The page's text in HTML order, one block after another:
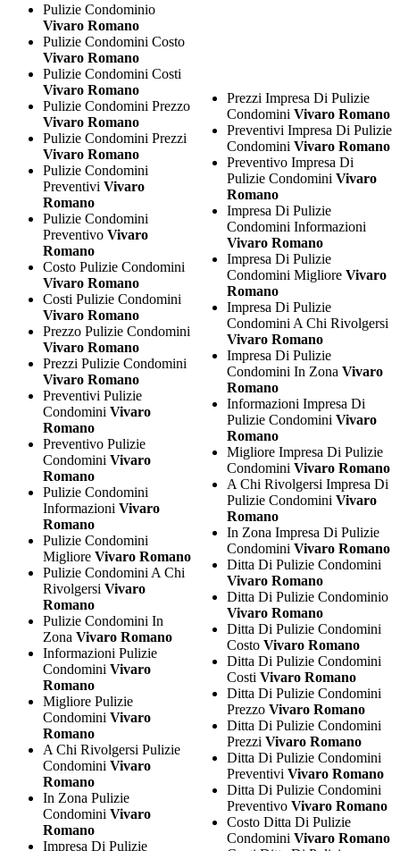
Pulizie Condominio
Vivaro Romano
Pulizie Condomini Costo
Vivaro Romano
Pulizie Condomini Costi
Vivaro Romano
Pulizie Condomini Prezzo
Vivaro Romano
Pulizie Condomini Prezzi
Vivaro Romano
Pulizie Condomini
Preventivi Vivaro
Romano
Pulizie Condomini
Preventivo Vivaro
Romano
Costo Pulizie Condomini
Vivaro Romano
Costi Pulizie Condomini
Vivaro Romano
Prezzo Pulizie Condomini
Vivaro Romano
Prezzi Pulizie Condomini
Vivaro Romano
Preventivi Pulizie
Condomini Vivaro
Romano
Preventivo Pulizie
Condomini Vivaro
Romano
Pulizie Condomini
Informazioni Vivaro
Romano
Pulizie Condomini
Migliore Vivaro Romano
Pulizie Condomini A Chi
Rivolgersi Vivaro
Romano
Pulizie Condomini In
Zona Vivaro Romano
Informazioni Pulizie
Condomini Vivaro
Romano
Migliore Pulizie
Condomini Vivaro
Romano
A Chi Rivolgersi Pulizie
Condomini Vivaro
Romano
In Zona Pulizie
Condomini Vivaro
Romano
Impresa Di Pulizie
Prezzi Impresa Di Pulizie
CondominiVivaro Romano
Preventivi Impresa Di Pulizie
CondominiVivaro Romano
Preventivo Impresa Di
Pulizie CondominiVivaro
Romano
Impresa Di Pulizie
Condomini Informazioni
Vivaro Romano
Impresa Di Pulizie
Condomini MiglioreVivaro
Romano
Impresa Di Pulizie
Condomini A Chi Rivolgersi
Vivaro Romano
Impresa Di Pulizie
Condomini In ZonaVivaro
Romano
Informazioni Impresa Di
Pulizie CondominiVivaro
Romano
Migliore Impresa Di Pulizie
CondominiVivaro Romano
A Chi Rivolgersi Impresa Di
Pulizie CondominiVivaro
Romano
In Zona Impresa Di Pulizie
CondominiVivaro Romano
Ditta Di Pulizie Condomini
Vivaro Romano
Ditta Di Pulizie Condominio
Vivaro Romano
Ditta Di Pulizie Condomini
CostoVivaro Romano
Ditta Di Pulizie Condomini
CostiVivaro Romano
Ditta Di Pulizie Condomini
PrezzoVivaro Romano
Ditta Di Pulizie Condomini
PrezziVivaro Romano
Ditta Di Pulizie Condomini
PreventiviVivaro Romano
Ditta Di Pulizie Condomini
PreventivoVivaro Romano
Costo Ditta Di Pulizie
CondominiVivaro Romano